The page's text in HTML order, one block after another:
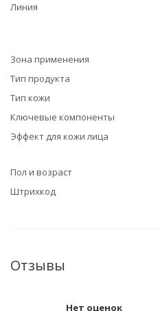
Линия
Зона применения
Тип продукта
Тип кожи
Ключевые компоненты
Эффект для кожи лица
Пол и возраст
Штрихкод
Отзывы
Нет оценок